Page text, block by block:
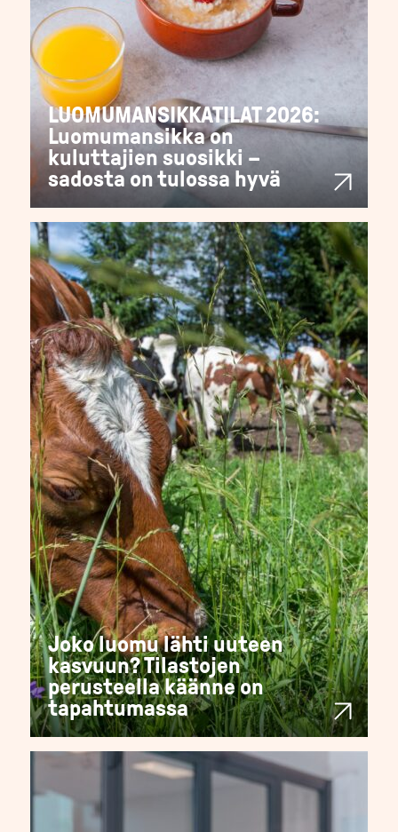
LUOMUMANSIKKATILAT 2026:
Luomumansikka on
kuluttajien suosikki –
sadosta on tulossa hyvä
Joko luomu lähti uuteen
kasvuun? Tilastojen
perusteella käänne on
tapahtumassa